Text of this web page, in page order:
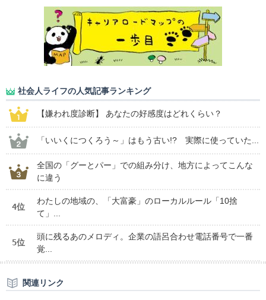
社会人ライフの人気記事ランキング
【嫌われ度診断】 あなたの好感度はどれくらい？
「いいくにつくろう～」はもう古い!? 実際に使っていた...
全国の「グーとパー」での組み分け、地方によってこんな
に違う
4位
わたしの地域の、「大富豪」のローカルルール「10捨
て」...
5位
頭に残るあのメロディ。企業の語呂合わせ電話番号で一番
覚...
関連リンク